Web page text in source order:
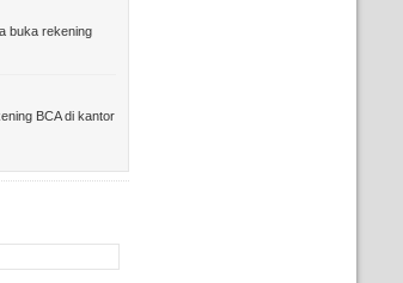
buka rekening
BCA di kantor